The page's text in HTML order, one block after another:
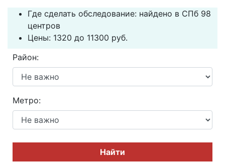
Где сделать обследование: найдено в СПб 98
центров
Цены: 1320 до 11300 руб.
Район:
Метро:
Найти